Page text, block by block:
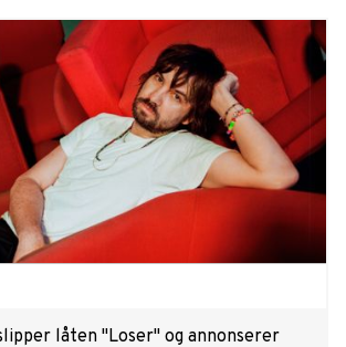
låten "Loser" og annonserer